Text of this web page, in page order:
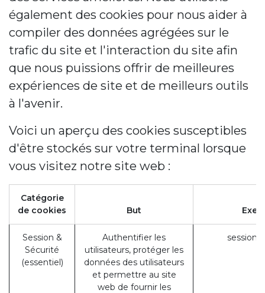
également des cookies pour nous aider à
compiler des données agrégées sur le
trafic du site et l'interaction du site afin
que nous puissions offrir de meilleures
expériences de site et de meilleurs outils
à l'avenir.
Voici un aperçu des cookies susceptibles
d'être stockés sur votre terminal lorsque
vous visitez notre site web :
Catégorie
de cookies
But
Session &
Sécurité
(essentiel)
Authentifier les
utilisateurs, protéger les
données des utilisateurs
et permettre au site
web de fournir les